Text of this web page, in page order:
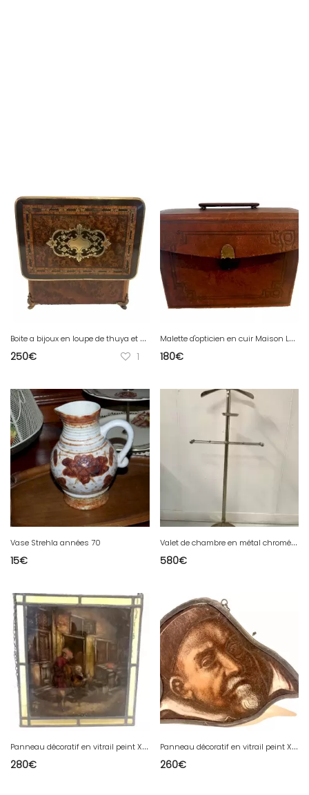
B
oite a bijoux en loupe de thuya et marqueterie de laiton gravé Napoléon III
250€ 1
M
alette d'opticien en cuir Maison LUSARDI a Valenciennes XX siècle
180€
Vase Strehla années 70
15€
V
alet de chambre en métal chromé XX siècle
580€
P
anneau décoratif en vitrail peint XIX siècle
280€
P
anneau décoratif en vitrail peint XIX siècle
260€